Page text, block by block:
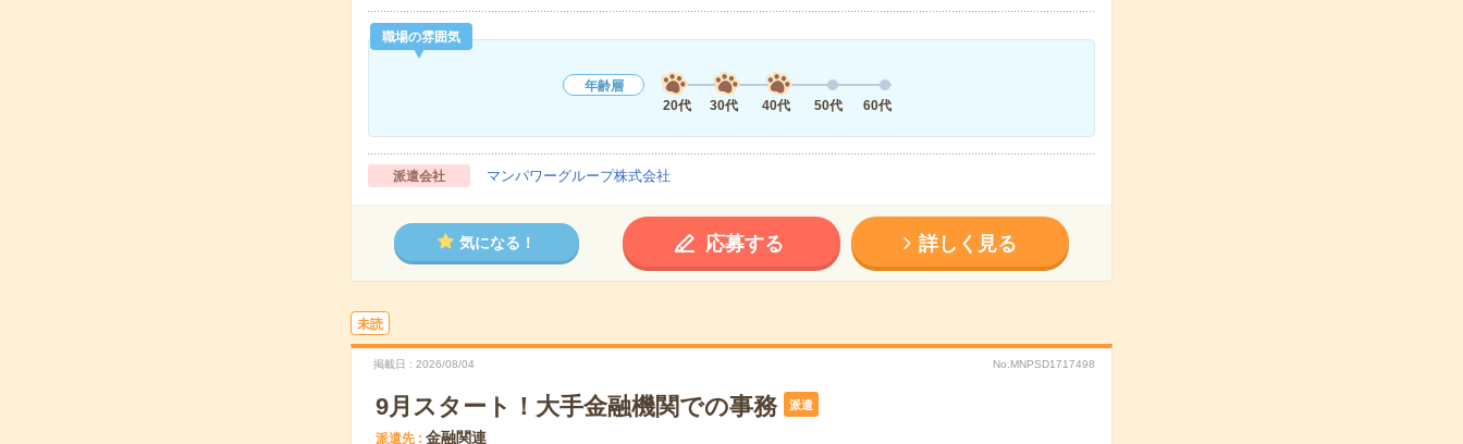
職場の雰囲気
年齢層
20代
30代 40代 50代 60代
派遣会社 マンパワーグループ株式会社
気になる！ 応募する 詳しく見る
未読
掲載日 2026/08/04 No.MNPSD1717498
9月スタート！大手金融機関での事務 派遣
派遣先 金融関連